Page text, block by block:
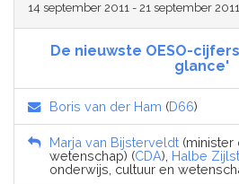
14 september 2011 - 21 september 2011
De nieuwste OESO-
glance'
Boris van der Ham (D66)
Marja van Bijsterveldt (minister
wetenschap) (CDA), Halbe
onderwijs, cultuur en